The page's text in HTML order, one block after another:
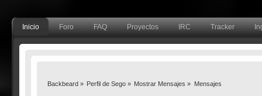
Inicio Foro FAQ Proyectos IRC Tracker
Backbeard» Perfil de Sego» Mostrar Mensajes » Mensajes